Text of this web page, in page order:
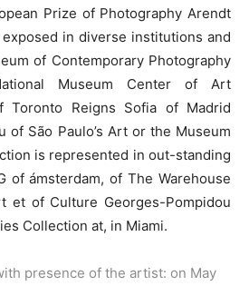
Prize of Photography Arendt
in diverse institutions and
of Contemporary Photography
Museum Center of Art
Toronto Reigns Sofia of Madrid
of São Paulo’s Art or the Museum
is represented in out-standing
of ámsterdam, of The Warehouse
et of Culture Georges-Pompidou
Collection at, in Miami.
presence of the artist: on May